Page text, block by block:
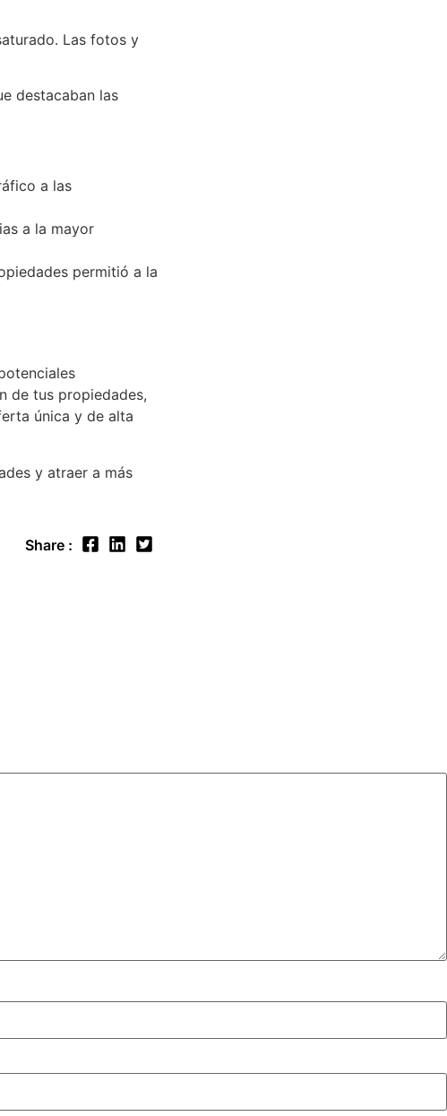
Las fotos y
destacaban las
a las
a la mayor
permitió a la
de tus propiedades,
única y de alta
y atraer a más
Share :